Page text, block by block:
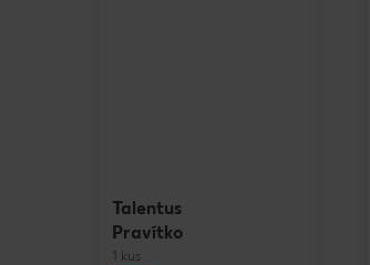
Talentus
Pravítko
1 kus